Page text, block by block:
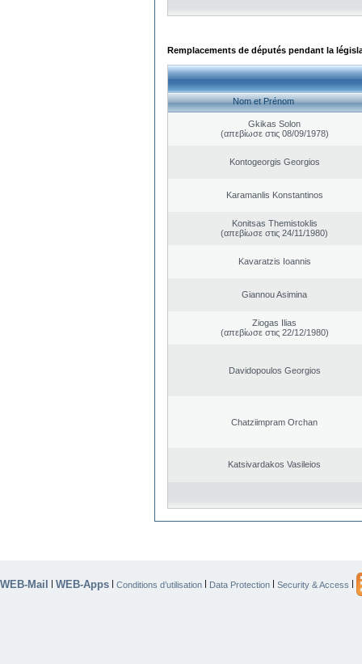
Remplacements de députés pendant la
Nom et Prénom
Gkikas Solon
(απεβίωσε στις 08/09/1978)
Kontogeorgis Georgios
Karamanlis Konstantinos
Konitsas Themistoklis
(απεβίωσε στις 24/11/1980)
Kavaratzis Ioannis
Giannou Asimina
Ziogas Ilias
(απεβίωσε στις 22/12/1980)
Davidopoulos Georgios
Chatziimpram Orchan
Katsivardakos Vasileios
WEB-Mail | WEB-Apps | Conditions d’utilisation | Data Protection | Security & Access |